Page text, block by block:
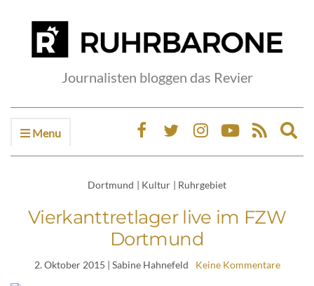
Journalisten bloggen das Revier
Menu
Dortmund | Kultur | Ruhrgebiet
Vierkanttretlager live im FZW
Dortmund
2. Oktober 2015 | Sabine Hahnefeld Keine Kommentare